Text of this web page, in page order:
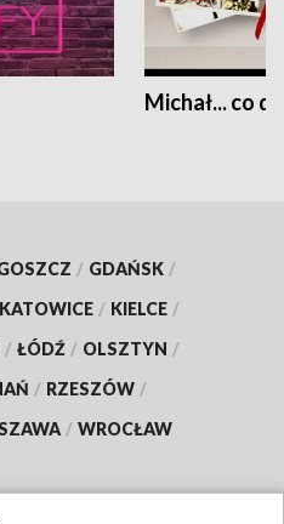
Michał... co
/ GDAŃSK /
KATOWICE / KIELCE /
/ ŁÓDŹ / OLSZTYN /
/ RZESZÓW /
/ WROCŁAW